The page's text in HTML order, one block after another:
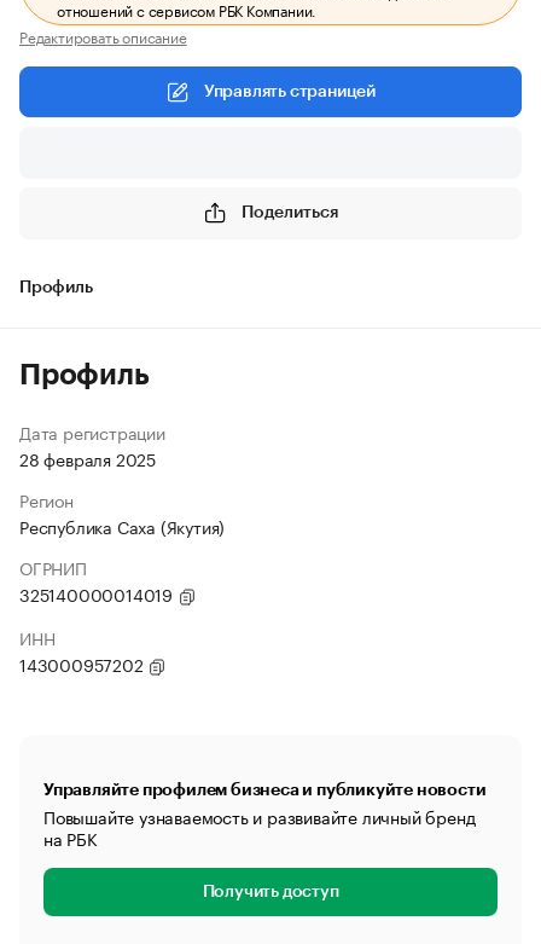
отношений с сервисом РБК Компании.
Редактировать описание
Управлять страницей
Поделиться
Профиль
Профиль
Дата регистрации
28 февраля 2025
Регион
Республика Саха (Якутия)
ОГРНИП
325140000014019
ИНН
143000957202
Управляйте профилем бизнеса и публикуйте новости
Повышайте узнаваемость и развивайте личный бренд
на РБК
Получить доступ